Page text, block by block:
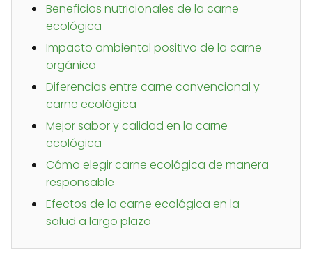
Beneficios nutricionales de la carne
ecológica
Impacto ambiental positivo de la carne
orgánica
Diferencias entre carne convencional y
carne ecológica
Mejor sabor y calidad en la carne
ecológica
Cómo elegir carne ecológica de manera
responsable
Efectos de la carne ecológica en la
salud a largo plazo